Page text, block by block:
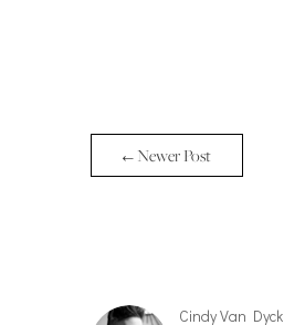
← Newer Post
Cindy Van Dyck